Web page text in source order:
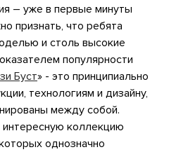
– уже в первые минуты
признать, что ребята
и столь высокие
популярности
Буст» - это принципиально
технологиям и дизайну,
между собой.
коллекцию
однозначно
наш